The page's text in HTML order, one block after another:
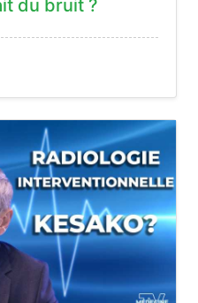
du bruit ?